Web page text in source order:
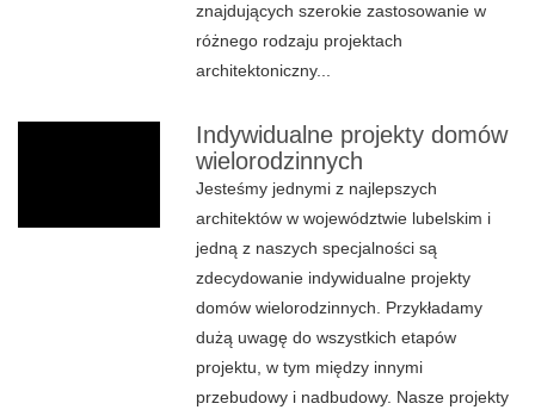
znajdujących szerokie zastosowanie w
różnego rodzaju projektach
architektoniczny...
Indywidualne projekty domów
wielorodzinnych
Jesteśmy jednymi z najlepszych
architektów w województwie lubelskim i
jedną z naszych specjalności są
zdecydowanie indywidualne projekty
domów wielorodzinnych. Przykładamy
dużą uwagę do wszystkich etapów
projektu, w tym między innymi
przebudowy i nadbudowy. Nasze projekty